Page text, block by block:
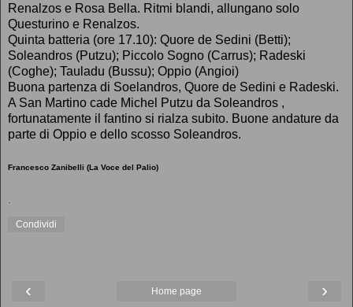
Renalzos e Rosa Bella. Ritmi blandi, allungano solo
Questurino e Renalzos.
Quinta batteria (ore 17.10): Quore de Sedini (Betti);
Soleandros (Putzu); Piccolo Sogno (Carrus); Radeski
(Coghe); Tauladu (Bussu); Oppio (Angioi)
Buona partenza di Soelandros, Quore de Sedini e Radeski.
A San Martino cade Michel Putzu da Soleandros ,
fortunatamente il fantino si rialza subito. Buone andature da
parte di Oppio e dello scosso Soleandros.
Francesco Zanibelli (La Voce del Palio)
.
Condividi
‹ ›
Home page